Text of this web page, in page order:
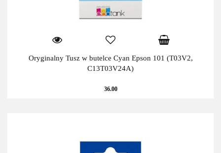
Oryginalny Tusz w butelce Cyan Epson 101 (T03V2,
C13T03V24A)
36.00